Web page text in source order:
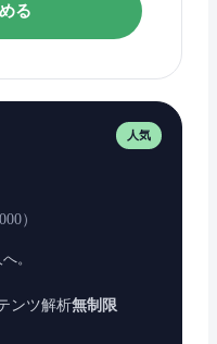
る
人気
）
。
ンツ解析無制限